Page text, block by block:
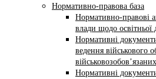
Нормативно-правова база
Нормативно-правові
влади щодо освітньої
Нормативні
ведення військового
Нормативні